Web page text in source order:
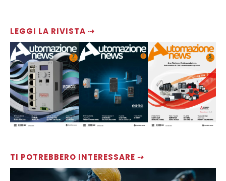
LEGGI LA RIVISTA ⇢
TI POTREBBERO INTERESSARE ⇢